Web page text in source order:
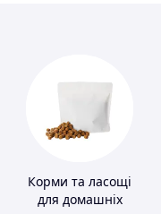
Корми та ласощі
для домашніх